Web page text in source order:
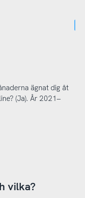
ägnat dig åt
(Ja). År 2021–
vilka?